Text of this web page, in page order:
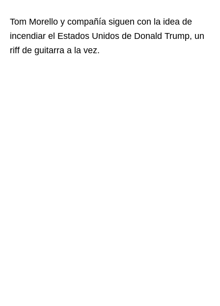
Tom Morello y compañía siguen con la idea de
incendiar el Estados Unidos de Donald Trump, un
riff de guitarra a la vez.